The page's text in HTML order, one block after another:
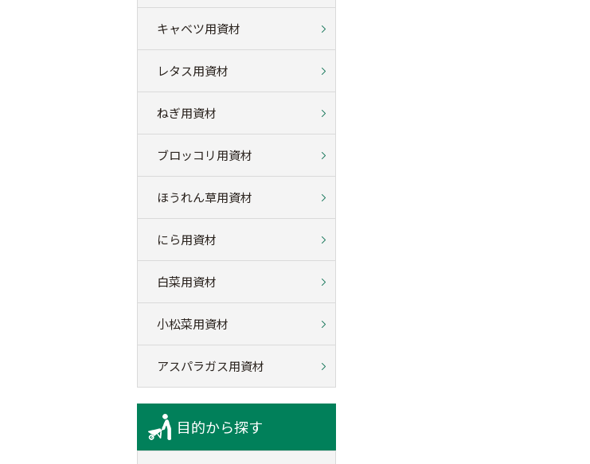
キャベツ用資材
レタス用資材
ねぎ用資材
ブロッコリ用資材
ほうれん草用資材
にら用資材
白菜用資材
小松菜用資材
アスパラガス用資材
目的から探す